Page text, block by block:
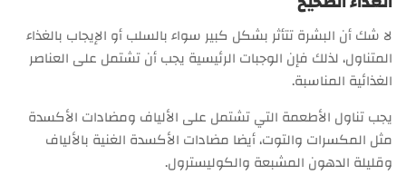
لا شك أن البشرة تتأثر بشكل كبير سواء بالسلب أو الإيجاب بالغذاء
المتناول، لذلك فإن الوجبات الرئيسية يجب أن تشتمل على العناصر
الغذائية المناسبة.
يجب تناول الأطعمة التي تشتمل على الألياف ومضادات الأكسدة
مثل المكسرات والتوت، أيضا مضادات الأكسدة الغنية بالألياف
وقليلة الدهون المشبعة والكوليسترول.